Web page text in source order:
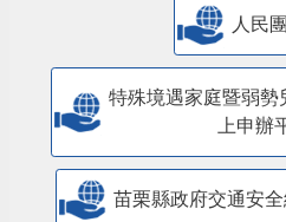
人民
特殊境遇家庭暨弱勢
上申辦
苗栗縣政府交通安全